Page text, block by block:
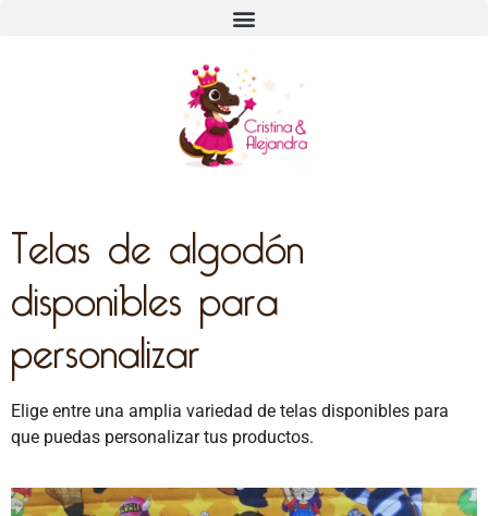
Telas de algodón
disponibles para
personalizar
Elige entre una amplia variedad de telas disponibles para
que puedas personalizar tus productos.